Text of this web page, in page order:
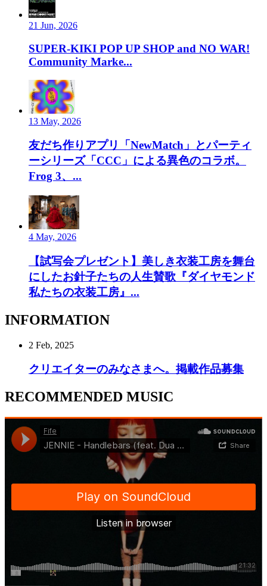
21 Jun, 2026
SUPER-KIKI POP UP SHOP and NO WAR!
Community Marke...
13 May, 2026
友だち作りアプリ「NewMatch」とパーティ
ーシリーズ「CCC」による異色のコラボ。
Frog 3、...
4 May, 2026
【試写会プレゼント】美しき衣装工房を舞台
にしたお針子たちの人生賛歌『ダイヤモンド
私たちの衣装工房』...
INFORMATION
2 Feb, 2025
クリエイターのみなさまへ。掲載作品募集
RECOMMENDED MUSIC